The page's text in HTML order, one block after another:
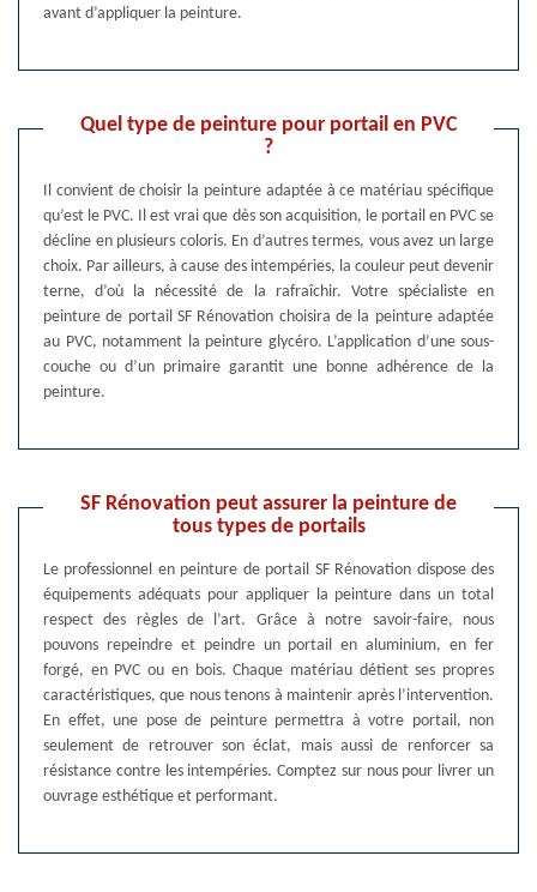
avant d’appliquer la peinture.
Quel type de peinture pour portail en PVC
?
Il convient de choisir la peinture adaptée à ce matériau spécifique
qu’est le PVC. Il est vrai que dès son acquisition, le portail en PVC se
décline en plusieurs coloris. En d’autres termes, vous avez un large
choix. Par ailleurs, à cause des intempéries, la couleur peut devenir
terne, d’où la nécessité de la rafraîchir. Votre spécialiste en
peinture de portail SF Rénovation choisira de la peinture adaptée
au PVC, notamment la peinture glycéro. L’application d’une sous-
couche ou d’un primaire garantit une bonne adhérence de la
peinture.
SF Rénovation peut assurer la peinture de
tous types de portails
Le professionnel en peinture de portail SF Rénovation dispose des
équipements adéquats pour appliquer la peinture dans un total
respect des règles de l’art. Grâce à notre savoir-faire, nous
pouvons repeindre et peindre un portail en aluminium, en fer
forgé, en PVC ou en bois. Chaque matériau détient ses propres
caractéristiques, que nous tenons à maintenir après l’intervention.
En effet, une pose de peinture permettra à votre portail, non
seulement de retrouver son éclat, mais aussi de renforcer sa
résistance contre les intempéries. Comptez sur nous pour livrer un
ouvrage esthétique et performant.